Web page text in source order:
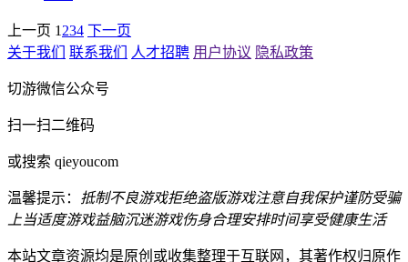
上一页 1 234 下一页
关于我们
联系我们 人才招聘 用户协议 隐私政策
切游微信公众号
扫一扫二维码
或搜索 qieyoucom
温馨提示： 抵制不良游戏拒绝盗版游戏注意自我保护谨防受骗
上当适度游戏益脑沉迷游戏伤身合理安排时间享受健康生活
本站文章资源均是原创或收集整理于互联网，其著作权归原作